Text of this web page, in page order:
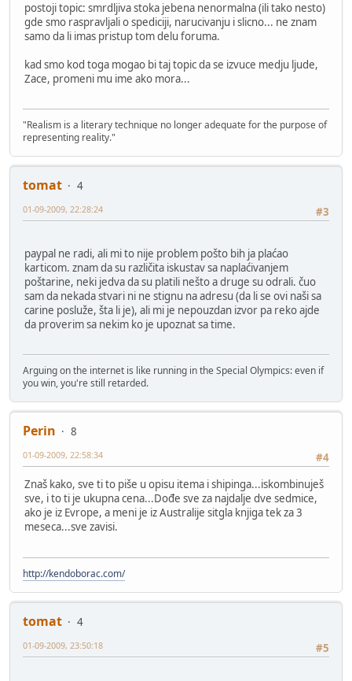
postoji topic: smrdljiva stoka jebena nenormalna (ili tako nesto)
gde smo raspravljali o spediciji, narucivanju i slicno... ne znam
samo da li imas pristup tom delu foruma.
kad smo kod toga mogao bi taj topic da se izvuce medju ljude,
Zace, promeni mu ime ako mora...
"Realism is a literary technique no longer adequate for the purpose of
representing reality."
tomat
4
#3
01-09-2009, 22:28:24
paypal ne radi, ali mi to nije problem pošto bih ja plaćao
karticom. znam da su različita iskustav sa naplaćivanjem
poštarine, neki jedva da su platili nešto a druge su odrali. čuo
sam da nekada stvari ni ne stignu na adresu (da li se ovi naši sa
carine posluže, šta li je), ali mi je nepouzdan izvor pa reko ajde
da proverim sa nekim ko je upoznat sa time.
Arguing on the internet is like running in the Special Olympics: even if
you win, you're still retarded.
Perin
8
#4
01-09-2009, 22:58:34
Znaš kako, sve ti to piše u opisu itema i shipinga...iskombinuješ
sve, i to ti je ukupna cena...Dođe sve za najdalje dve sedmice,
ako je iz Evrope, a meni je iz Australije sitgla knjiga tek za 3
meseca...sve zavisi.
http://kendoborac.com/
tomat
4
#5
01-09-2009, 23:50:18